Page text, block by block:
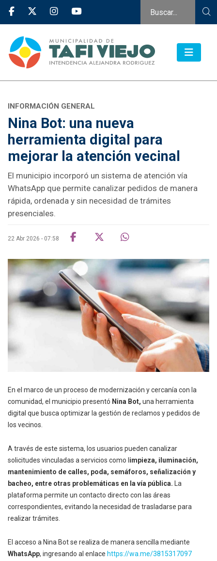
INFORMACIÓN GENERAL
Nina Bot: una nueva
herramienta digital para
mejorar la atención vecinal
El municipio incorporó un sistema de atención vía
WhatsApp que permite canalizar pedidos de manera
rápida, ordenada y sin necesidad de trámites
presenciales.
22 Abr 2026 - 07:58
En el marco de un proceso de modernización y cercanía con la
comunidad, el municipio presentó Nina Bot, una herramienta
digital que busca optimizar la gestión de reclamos y pedidos de
los vecinos.
A través de este sistema, los usuarios pueden canalizar
solicitudes vinculadas a servicios como l impieza, iluminación,
mantenimiento de calles, poda, semáforos, señalización y
bacheo, entre otras problemáticas en la vía pública. La
plataforma permite un contacto directo con las áreas
correspondientes, evitando la necesidad de trasladarse para
realizar trámites.
El acceso a Nina Bot se realiza de manera sencilla mediante
WhatsApp, ingresando al enlace https://wa.me/3815317097